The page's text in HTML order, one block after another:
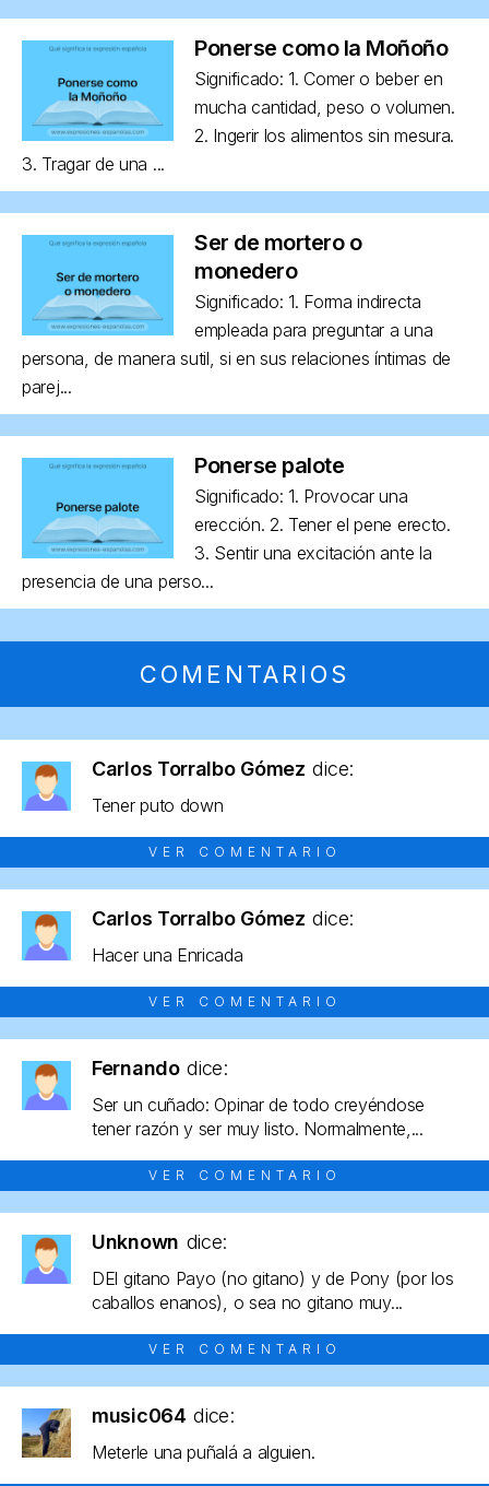
Ponerse como la Moñoño
Significado: 1. Comer o beber en
mucha cantidad, peso o volumen.
2. Ingerir los alimentos sin mesura.
3. Tragar de una ...
Ser de mortero o
monedero
Significado: 1. Forma indirecta
empleada para preguntar a una
persona, de manera sutil, si en sus relaciones íntimas de
parej...
Ponerse palote
Significado: 1. Provocar una
erección. 2. Tener el pene erecto.
3. Sentir una excitación ante la
presencia de una perso...
COMENTARIOS
Carlos Torralbo Gómez dice:
Tener puto down
VER COMENTARIO
Carlos Torralbo Gómez dice:
Hacer una Enricada
VER COMENTARIO
Fernando dice:
Ser un cuñado: Opinar de todo creyéndose
tener razón y ser muy listo. Normalmente,...
VER COMENTARIO
Unknown dice:
DEl gitano Payo (no gitano) y de Pony (por los
caballos enanos), o sea no gitano muy...
VER COMENTARIO
music064 dice:
Meterle una puñalá a alguien.